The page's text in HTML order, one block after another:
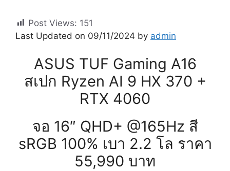
Post Views: 151
Last Updated on 09/11/2024 by admin
ASUS TUF Gaming A16
สเปก Ryzen AI 9 HX 370 +
RTX 4060
จอ 16″ QHD+ @165Hz สี
sRGB 100% เบา 2.2 โล ราคา
55,990 บาท